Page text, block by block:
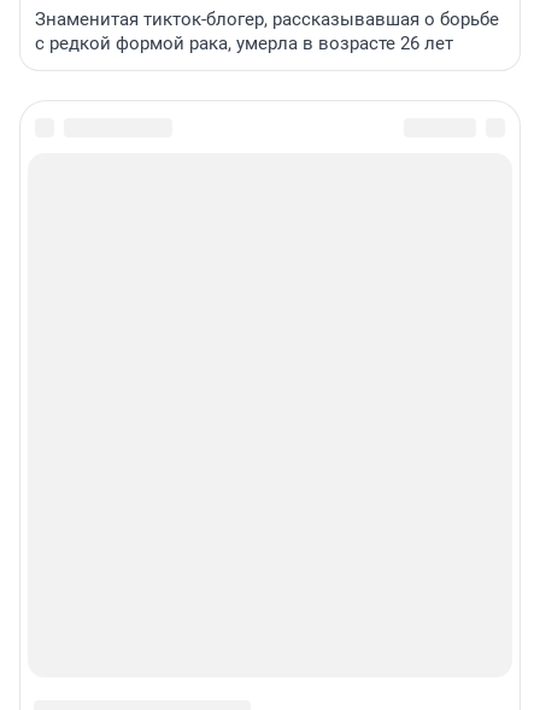
Знаменитая тикток-блогер, рассказывавшая о борьбе
с редкой формой рака, умерла в возрасте 26 лет